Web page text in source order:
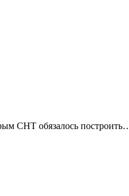
СНТ обязалось